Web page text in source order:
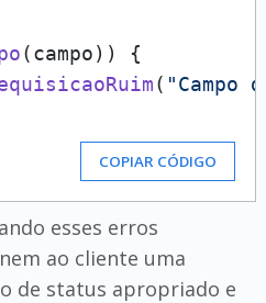
(campo)) {
( "Campo
COPIAR CÓDIGO
esses erros
ao cliente uma
de status apropriado e